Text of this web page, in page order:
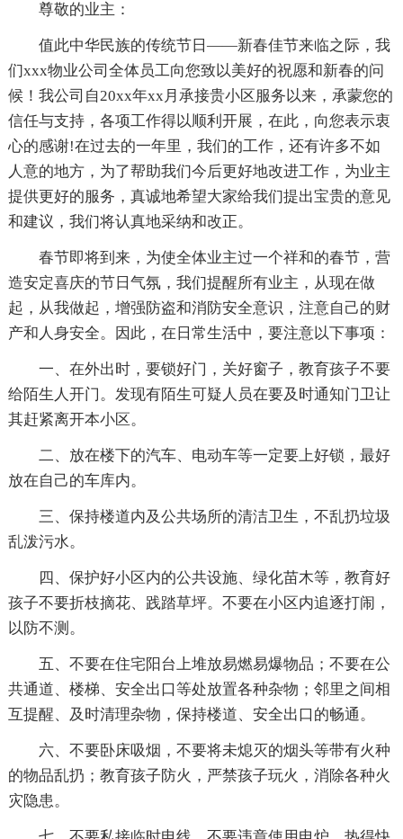
尊敬的业主：
值此中华民族的传统节日——新春佳节来临之际，我
们xxx物业公司全体员工向您致以美好的祝愿和新春的问
候！我公司自20xx年xx月承接贵小区服务以来，承蒙您的
信任与支持，各项工作得以顺利开展，在此，向您表示衷
心的感谢!在过去的一年里，我们的工作，还有许多不如
人意的地方，为了帮助我们今后更好地改进工作，为业主
提供更好的服务，真诚地希望大家给我们提出宝贵的意见
和建议，我们将认真地采纳和改正。
春节即将到来，为使全体业主过一个祥和的春节，营
造安定喜庆的节日气氛，我们提醒所有业主，从现在做
起，从我做起，增强防盗和消防安全意识，注意自己的财
产和人身安全。因此，在日常生活中，要注意以下事项：
一、在外出时，要锁好门，关好窗子，教育孩子不要
给陌生人开门。发现有陌生可疑人员在要及时通知门卫让
其赶紧离开本小区。
二、放在楼下的汽车、电动车等一定要上好锁，最好
放在自己的车库内。
三、保持楼道内及公共场所的清洁卫生，不乱扔垃圾
乱泼污水。
四、保护好小区内的公共设施、绿化苗木等，教育好
孩子不要折枝摘花、践踏草坪。不要在小区内追逐打闹，
以防不测。
五、不要在住宅阳台上堆放易燃易爆物品；不要在公
共通道、楼梯、安全出口等处放置各种杂物；邻里之间相
互提醒、及时清理杂物，保持楼道、安全出口的畅通。
六、不要卧床吸烟，不要将未熄灭的烟头等带有火种
的物品乱扔；教育孩子防火，严禁孩子玩火，消除各种火
灾隐患。